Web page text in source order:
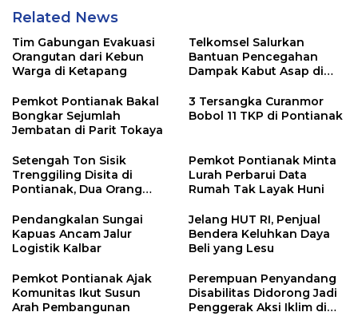
Related News
Tim Gabungan Evakuasi
Orangutan dari Kebun
Warga di Ketapang
Telkomsel Salurkan
Bantuan Pencegahan
Dampak Kabut Asap di
Pemkot Pontianak Bakal
Bongkar Sejumlah
Jembatan di Parit Tokaya
3 Tersangka Curanmor
Bobol 11 TKP di Pontianak
Setengah Ton Sisik
Trenggiling Disita di
Pontianak, Dua Orang
Pemkot Pontianak Minta
Lurah Perbarui Data
Rumah Tak Layak Huni
Pendangkalan Sungai
Kapuas Ancam Jalur
Logistik Kalbar
Jelang HUT RI, Penjual
Bendera Keluhkan Daya
Beli yang Lesu
Pemkot Pontianak Ajak
Komunitas Ikut Susun
Arah Pembangunan
Perempuan Penyandang
Disabilitas Didorong Jadi
Penggerak Aksi Iklim di